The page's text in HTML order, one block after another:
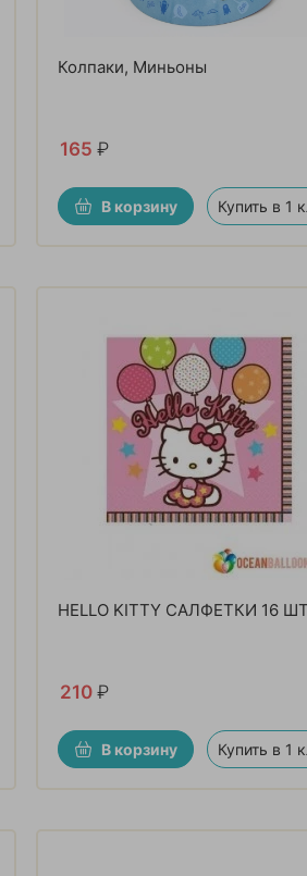
Колпаки, Миньоны
165 ₽
В корзину Купить в 1
HELLO KITTY САЛФЕТКИ 16
210 ₽
В корзину Купить в 1